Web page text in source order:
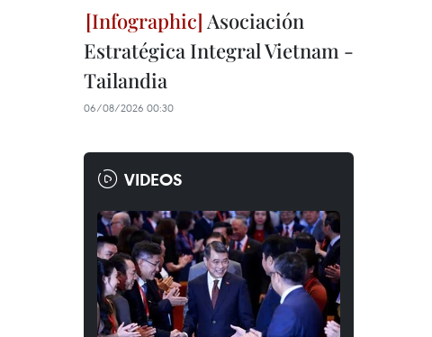
Asociación
Estratégica Integral Vietnam -
Tailandia
06/08/2026 00:30
VIDEOS